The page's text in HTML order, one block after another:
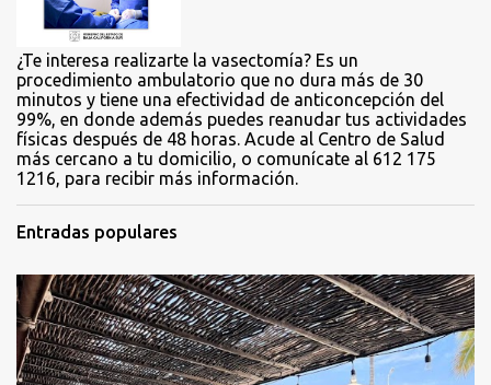
¿Te interesa realizarte la vasectomía? Es un
procedimiento ambulatorio que no dura más de 30
minutos y tiene una efectividad de anticoncepción del
99%, en donde además puedes reanudar tus actividades
físicas después de 48 horas. Acude al Centro de Salud
más cercano a tu domicilio, o comunícate al 612 175
1216, para recibir más información.
Entradas populares